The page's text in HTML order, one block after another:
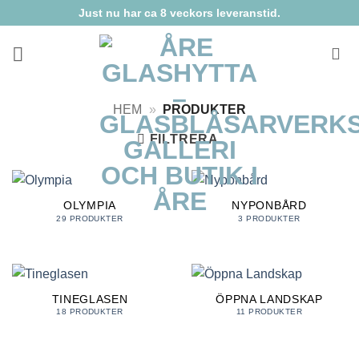
to
content
Just nu har ca 8 veckors leveranstid.
HEM » PRODUKTER
FILTRERA
OLYMPIA
29 PRODUKTER
NYPONBÅRD
3 PRODUKTER
TINEGLASEN
18 PRODUKTER
ÖPPNA LANDSKAP
11 PRODUKTER